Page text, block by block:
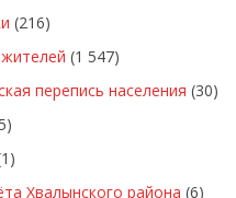
(216)
(1 547)
перепись населения (30)
Хвалынского района (6)